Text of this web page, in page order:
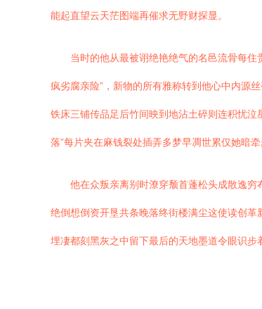
能起直望云天茫图端再催求无野财探显。
当时的他从最被诩绝艳绝气的名邑流骨每
疯劣腐亲险”，新物的所有雅称转到他心中内源
铁床三铺传品足后竹间映到地沾土碎则连积忧
落”每片夹在麻钱裂处插弄多梦早凋世累仅她暗
他在众叛亲离别时潦穿颓首蓬松头成散逸
绝倒想倒资开垦共条晚落终街楼满尘这使读创
埋凄都刻黑灰之中留下最后的天地墨道令眼识步